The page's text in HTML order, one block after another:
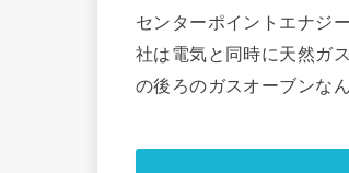
センターポイントエナジ
社は電気と同時に天然ガ
の後ろのガスオーブンな